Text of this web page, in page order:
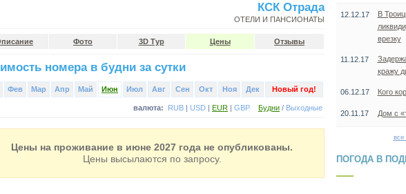
КСК Отрада
ОТЕЛИ И ПАНСИОНАТЫ
Фото 3D Тур Цены Отзывы
номера в будни за сутки
Фев Мар Апр Май Июн Июл Авг Сен Окт Ноя Дек Новый год!
валюта: RUB | USD | EUR | GBP Будни / Выходные
Цены на проживание в июне 2027 года не опубликованы.
Цены высылаются по запросу.
12.12.17
В
врезку
11.12.17
кражу
06.12.17 Кого
20.11.17 Дом с
ПОГОДА В